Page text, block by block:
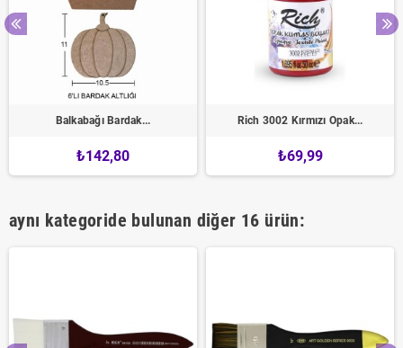
Balkabağı Bardak...
₺142,80
Rich 3002 Kırmızı Opak...
₺69,99
aynı kategoride bulunan diğer 16 ürün: